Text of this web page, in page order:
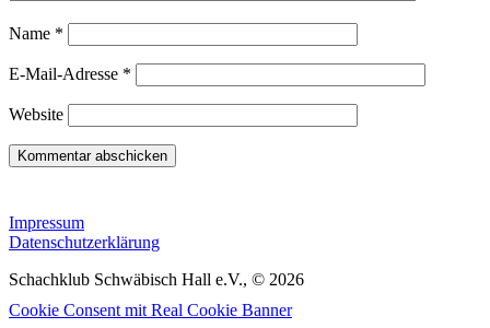
Name *
E-Mail-Adresse *
Website
Impressum
Datenschutzerklärung
Schachklub Schwäbisch Hall e.V., © 2026
Cookie Consent mit Real Cookie Banner